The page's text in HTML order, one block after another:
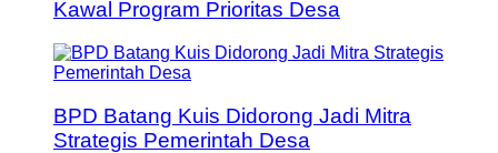
Kawal Program Prioritas Desa
BPD Batang Kuis Didorong Jadi Mitra
Strategis Pemerintah Desa